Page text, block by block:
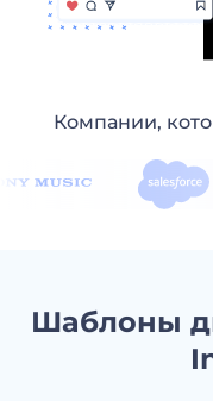
Компании,
Шаблоны